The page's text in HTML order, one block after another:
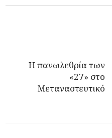
Η πανωλεθρία των
«27» στο
Μεταναστευτικό